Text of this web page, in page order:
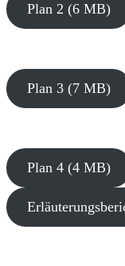
Plan 2 (6 MB)
Plan 3 (7 MB)
Plan 4 (4 MB)